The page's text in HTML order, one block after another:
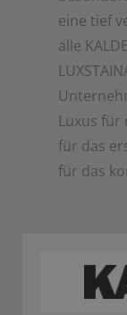
eine tief
alle
Luxus für
für das
für das